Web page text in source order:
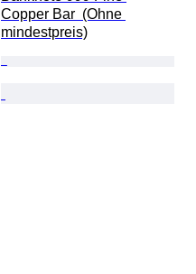
Copper Bar  (Ohne
mindestpreis)